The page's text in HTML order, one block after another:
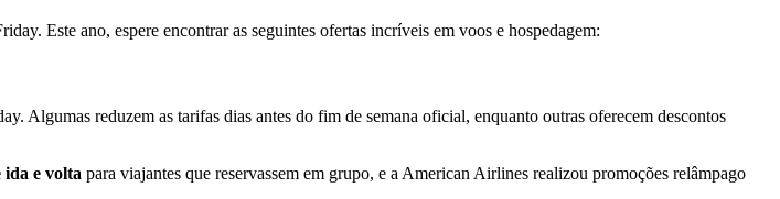
Este ano, espere encontrar as seguintes ofertas incríveis em voos e hospedagem:
Algumas reduzem as tarifas dias antes do fim de semana oficial, enquanto outras oferecem descontos
ida e volta para viajantes que reservassem em grupo, e a American Airlines realizou promoções relâmpago